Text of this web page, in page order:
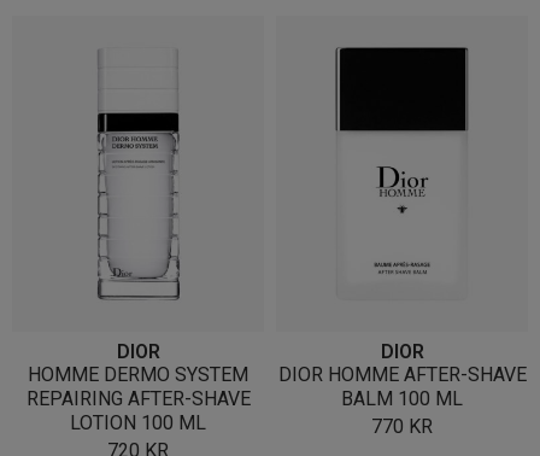
DIOR
HOMME DERMO SYSTEM
REPAIRING AFTER-SHAVE
LOTION 100 ML
720 KR
DIOR
DIOR HOMME AFTER-SHAVE
BALM 100 ML
770 KR